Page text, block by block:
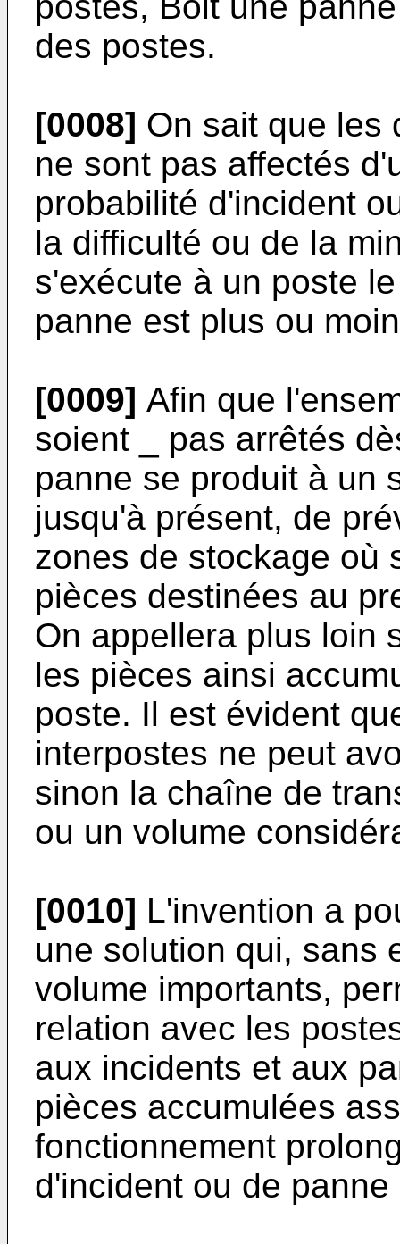
des postes.
[0008] On sait que les
ne sont pas affectés
probabilité d'incident
la difficulté ou de la
s'exécute à un poste
panne est plus ou
[0009] Afin que
soient _ pas arrêtés
panne se produit à un
jusqu'à présent, de
zones de stockage où
pièces destinées au
On appellera plus loin
les pièces ainsi
poste. Il est évident
interpostes ne peut
sinon la chaîne de
ou un volume
[0010] L'invention a
une solution qui, sans
volume importants,
relation avec les
aux incidents et aux
pièces accumulées
fonctionnement
d'incident ou de